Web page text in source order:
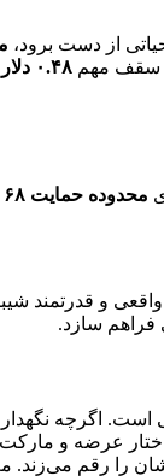
از دست برود،
مهم ۰.۴۸ دلار
محدوده حمایت ۰.۰۰۰۰۰۶۸ تا ۰.۰۰۰۰۰۷۹ دلار
و قدرتمند
فراهم سازد.
است. اگرچه
رقم می‌زند.